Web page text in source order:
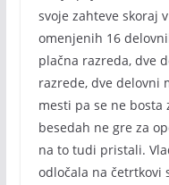
svoje zahteve skoraj
omenjenih 16
plačna razreda, dve
razrede, dve delovni
mesti pa se ne
besedah ne gre za
na to tudi pristali.
odločala na četrtkovi